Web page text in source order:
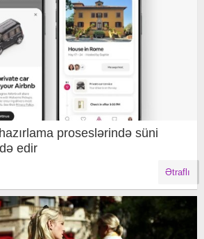
proseslərində süni
edir
Ətraflı